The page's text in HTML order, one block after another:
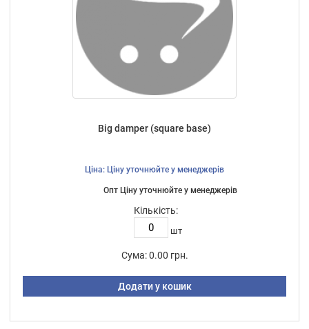
Big damper (square base)
Ціна: Ціну уточнюйте у менеджерів
Опт Ціну уточнюйте у менеджерів
Кількість:
шт
Сума: 0.00 грн.
Додати у кошик